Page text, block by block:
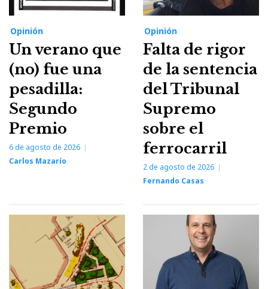
Opinión
Un verano que
(no) fue una
pesadilla:
Segundo
Premio
6 de agosto de 2026
Carlos Mazarío
Opinión
Falta de rigor
de la sentencia
del Tribunal
Supremo
sobre el
ferrocarril
2 de agosto de 2026
Fernando Casas